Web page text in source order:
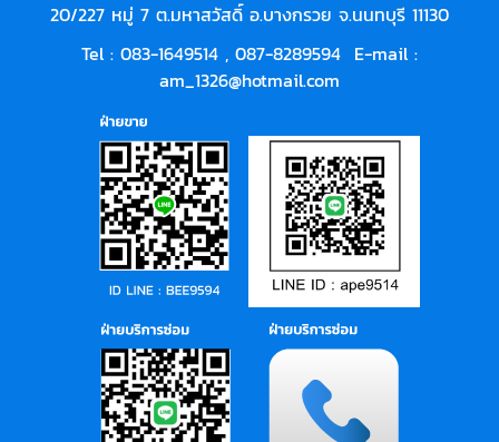
20/227 หมู่ 7 ต.มหาสวัสดิ์ อ.บางกรวย จ.นนทบุรี 11130
Tel : 083-1649514 , 087-8289594 E-mail :
am_1326@hotmail.com